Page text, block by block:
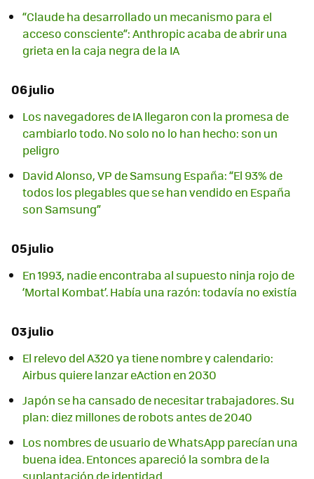
“Claude ha desarrollado un mecanismo para el
acceso consciente”: Anthropic acaba de abrir una
grieta en la caja negra de la IA
06 julio
Los navegadores de IA llegaron con la promesa de
cambiarlo todo. No solo no lo han hecho: son un
peligro
David Alonso, VP de Samsung España: “El 93% de
todos los plegables que se han vendido en España
son Samsung”
05 julio
En 1993, nadie encontraba al supuesto ninja rojo de
‘Mortal Kombat’. Había una razón: todavía no existía
03 julio
El relevo del A320 ya tiene nombre y calendario:
Airbus quiere lanzar eAction en 2030
Japón se ha cansado de necesitar trabajadores. Su
plan: diez millones de robots antes de 2040
Los nombres de usuario de WhatsApp parecían una
buena idea. Entonces apareció la sombra de la